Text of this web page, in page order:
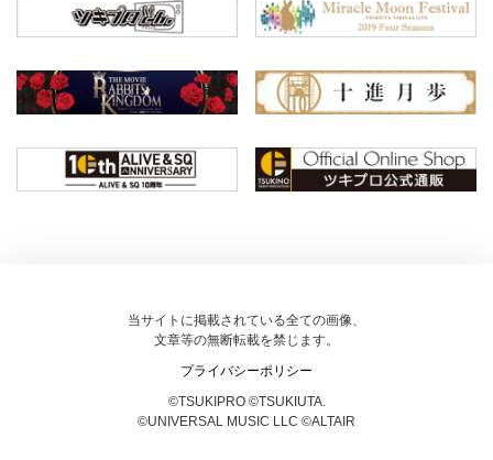
当サイトに掲載されている全ての画像、
文章等の無断転載を禁じます。
プライバシーポリシー
©TSUKIPRO ©TSUKIUTA.
©UNIVERSAL MUSIC LLC ©ALTAIR